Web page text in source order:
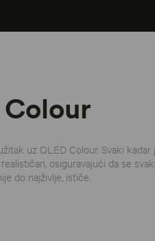
Colour
uz QLED Colour. Svaki kadar
osiguravajući da se
do najživlje, ističe.